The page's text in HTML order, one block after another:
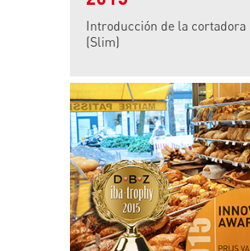
Introducción de la
(Slim)